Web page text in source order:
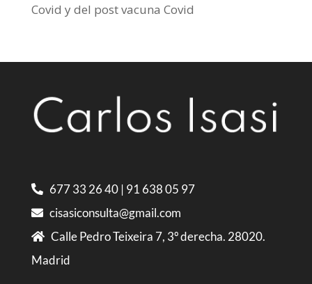
Covid y del post vacuna Covid
677 33 26 40| 91 638 05 97
cisasiconsulta@gmail.com
Calle Pedro Teixeira 7, 3º derecha. 28020.
Madrid